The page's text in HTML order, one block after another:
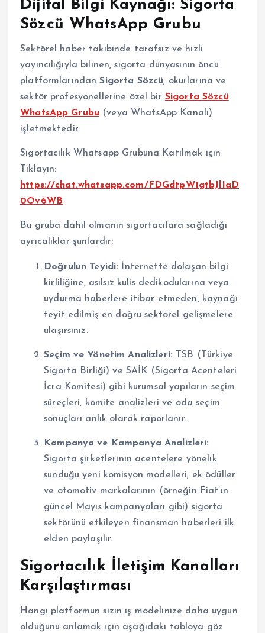
Dijital Bilgi Kaynağı: Sigorta
Sözcü WhatsApp Grubu
Sektörel haber takibinde tarafsız ve hızlı
yayıncılığıyla bilinen, sigorta dünyasının öncü
platformlarındanSigorta Sözcü, okurlarına ve
sektör profesyonellerine özel bir Sigorta Sözcü
WhatsApp Grubu (veya WhatsApp Kanalı)
işletmektedir.
Sigortacılık Whatsapp Grubuna Katılmak için
Tıklayın:
https://chat.whatsapp.com/FDGdtpW1gtbJlIaD
0Ov6WB
Bu gruba dahil olmanın sigortacılara sağladığı
ayrıcalıklar şunlardır:
Doğrulun Teyidi: İnternette dolaşan bilgi
kirliliğine, asılsız kulis dedikodularına veya
uydurma haberlere itibar etmeden, kaynağı
teyit edilmiş en doğru sektörel gelişmelere
ulaşırsınız.
Seçim ve Yönetim Analizleri: TSB (Türkiye
Sigorta Birliği) ve SAİK (Sigorta Acenteleri
İcra Komitesi) gibi kurumsal yapıların seçim
süreçleri, komite analizleri ve oda seçim
sonuçları anlık olarak raporlanır.
Kampanya ve Kampanya Analizleri:
Sigorta şirketlerinin acentelere yönelik
sunduğu yeni komisyon modelleri, ek ödüller
ve otomotiv markalarının (örneğin Fiat’ın
güncel Mayıs kampanyaları gibi) sigorta
sektörünü etkileyen finansman haberleri ilk
elden paylaşılır.
Sigortacılık İletişim Kanalları
Karşılaştırması
Hangi platformun sizin iş modelinize daha uygun
olduğunu anlamak için aşağıdaki tabloya göz